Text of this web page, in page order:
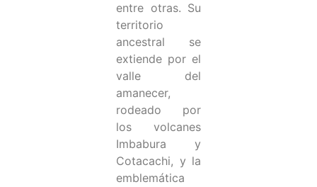
entre otras. Su
territorio
ancestral se
extiende por el
valle del
amanecer,
rodeado por
los volcanes
Imbabura y
Cotacachi, y la
emblemática